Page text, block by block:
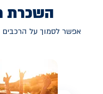
השכרת
אפשר לסמוך על הרכבים